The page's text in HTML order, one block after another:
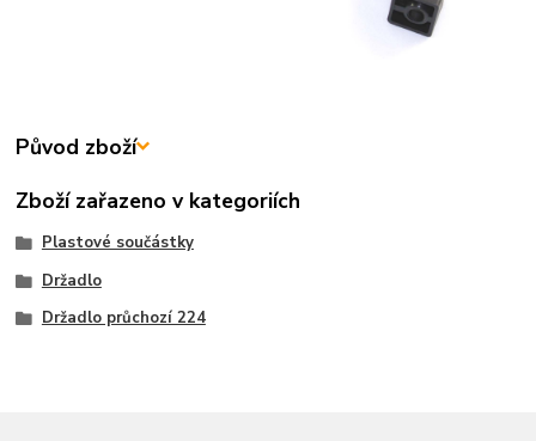
Původ zboží
Zboží zařazeno v kategoriích
Plastové součástky
Držadlo
Držadlo průchozí 224